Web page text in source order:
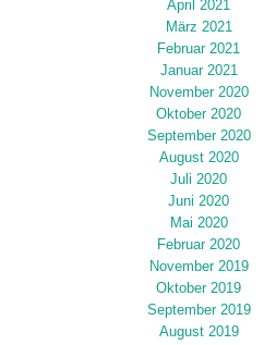
April 2021
März 2021
Februar 2021
Januar 2021
November 2020
Oktober 2020
September 2020
August 2020
Juli 2020
Juni 2020
Mai 2020
Februar 2020
November 2019
Oktober 2019
September 2019
August 2019